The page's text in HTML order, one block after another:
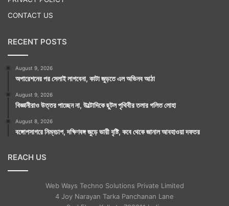
CONTACT US
RECENT POSTS
August 9, 2026
অপারেশনের পর সেলাই লাগবেনা, কাটা জুড়তে এল অভিনব আঠা
August 9, 2026
বিজ্ঞানীরাও উত্তর পাচ্ছেন না, উল্টোদিকে ছুটল পৃথিবীর তলার গলিত লোহা
August 8, 2026
বঙ্গোপসাগরে নিম্নচাপ, দক্ষিণবঙ্গ জুড়ে ভারী বৃষ্টি, কবে থেকে জানাল আবহাওয়া দফতর
REACH US
Web Ways Techno Solutions Private Limited
4 Joy Narayan Tarka Panchanan Lane